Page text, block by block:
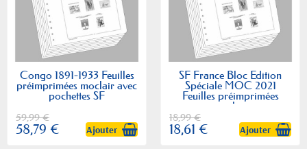
Congo 1891-1933 Feuilles
préimprimées moclair avec
pochettes SF
59,99 €
58,79 € Ajouter
SF France Bloc Edition
Spéciale MOC 2021
Feuilles préimprimées
moclair
18,99 €
18,61 € Ajouter